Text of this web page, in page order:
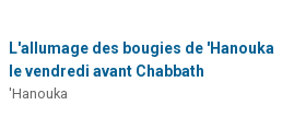
L'allumage des bougies de 'Hanouka
le vendredi avant Chabbath
'Hanouka